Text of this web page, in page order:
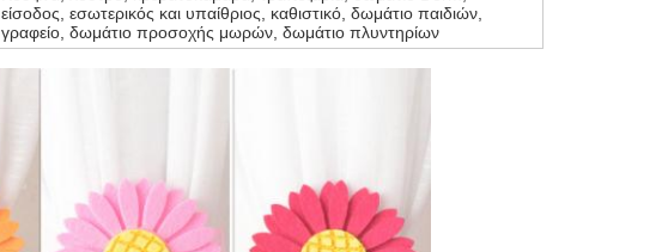
είσοδος, εσωτερικός και υπαίθριος, καθιστικό, δωμάτιο παιδιών,
γραφείο, δωμάτιο προσοχής μωρών, δωμάτιο πλυντηρίων